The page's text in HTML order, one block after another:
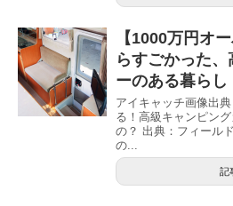
【1000万円オ
らすごかった
ーのある暮らし
アイキャッチ画像出
る！高級キャンピン
の？ 出典：フィール
の...
記